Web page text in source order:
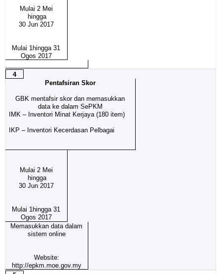
Mulai 2 Mei
hingga
30 Jun 2017
Mulai 1hingga 31
Ogos 2017
4
Pentafsiran Skor
GBK mentafsir skor dan memasukkan
data ke dalam SePKM
IMK – Inventori Minat Kerjaya (180 item)
IKP – Inventori Kecerdasan Pelbagai
Mulai 2 Mei
hingga
30 Jun 2017
Mulai 1hingga 31
Ogos 2017
Memasukkan data dalam
sistem online
Website:
http://epkm.moe.gov.my